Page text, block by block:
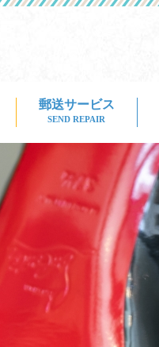
郵送サービス
SEND REPAIR